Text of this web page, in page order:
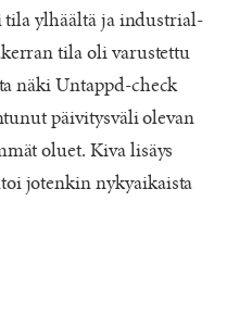
tila ylhäältä ja industrial-
tila oli varustettu
näki Untappd-check
päivitysväli olevan
oluet. Kiva lisäys
jotenkin nykyaikaista